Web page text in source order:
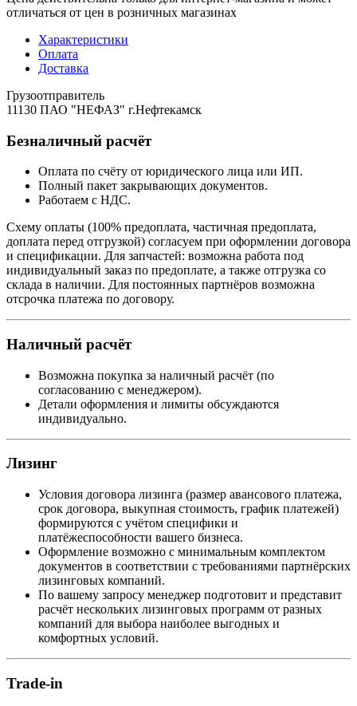
отличаться от цен в розничных магазинах
Характеристики
Оплата
Доставка
Грузоотправитель
11130 ПАО "НЕФАЗ" г.Нефтекамск
Безналичный расчёт
Оплата по счёту от юридического лица или ИП.
Полный пакет закрывающих документов.
Работаем с НДС.
Схему оплаты (100% предоплата, частичная предоплата,
доплата перед отгрузкой) согласуем при оформлении договора
и спецификации. Для запчастей: возможна работа под
индивидуальный заказ по предоплате, а также отгрузка со
склада в наличии. Для постоянных партнёров возможна
отсрочка платежа по договору.
Наличный расчёт
Возможна покупка за наличный расчёт (по
согласованию с менеджером).
Детали оформления и лимиты обсуждаются
индивидуально.
Лизинг
Условия договора лизинга (размер авансового платежа,
срок договора, выкупная стоимость, график платежей)
формируются с учётом специфики и
платёжеспособности вашего бизнеса.
Оформление возможно с минимальным комплектом
документов в соответствии с требованиями партнёрских
лизинговых компаний.
По вашему запросу менеджер подготовит и представит
расчёт нескольких лизинговых программ от разных
компаний для выбора наиболее выгодных и
комфортных условий.
Trade-in